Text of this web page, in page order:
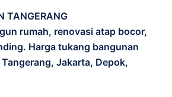
TANGERANG
rumah, renovasi atap bocor,
Harga tukang bangunan
Jakarta, Depok,